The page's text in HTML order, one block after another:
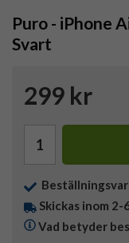
Puro - iPhone
Svart
299 kr
Skickas inom
Vad betyder